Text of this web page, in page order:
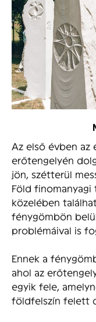
Az első évben az
erőtengelyén
jön, szétterül
Föld finomanyagi
közelében
fénygömbön
problémáival is
Ennek a
ahol az
egyik fele,
földfelszín felett